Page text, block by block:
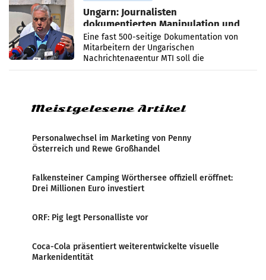
Ungarn: Journalisten
dokumentierten Manipulation und
Zensur
Eine fast 500-seitige Dokumentation von
Mitarbeitern der Ungarischen
Nachrichtenagentur MTI soll die
systematische Nachrichten-Manipulation und
Meistgelesene Artikel
Personalwechsel im Marketing von Penny
Österreich und Rewe Großhandel
Falkensteiner Camping Wörthersee offiziell eröffnet:
Drei Millionen Euro investiert
ORF: Pig legt Personalliste vor
Coca-Cola präsentiert weiterentwickelte visuelle
Markenidentität